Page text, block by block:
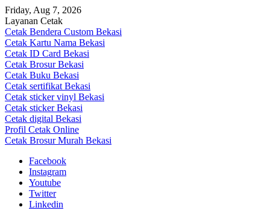
Skip
to
content
Friday, Aug 7, 2026
Layanan Cetak
Cetak Bendera Custom Bekasi
Cetak Kartu Nama Bekasi
Cetak ID Card Bekasi
Cetak Brosur Bekasi
Cetak Buku Bekasi
Cetak sertifikat Bekasi
Cetak sticker vinyl Bekasi
Cetak sticker Bekasi
Cetak digital Bekasi
Profil Cetak Online
Cetak Brosur Murah Bekasi
Facebook
Instagram
Youtube
Twitter
Linkedin